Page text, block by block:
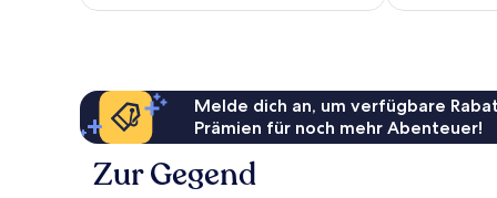
Melde dich an, um verfügbare
Prämien für noch mehr Abenteuer!
Zur Gegend